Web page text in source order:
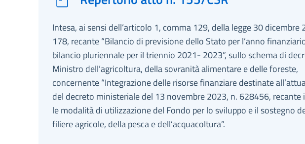
Intesa, ai sensi dell’articolo 1, comma 129, della legge 30 dicembre
178, recante “Bilancio di previsione dello Stato per l’anno
bilancio pluriennale per il triennio 2021- 2023”, sullo schema di
Ministro dell’agricoltura, della sovranità alimentare e delle foreste,
concernente “Integrazione delle risorse finanziare destinate
del decreto ministeriale del 13 novembre 2023, n. 628456, recante
le modalità di utilizzazione del Fondo per lo sviluppo e il sostegno
filiere agricole, della pesca e dell’acquacoltura”.